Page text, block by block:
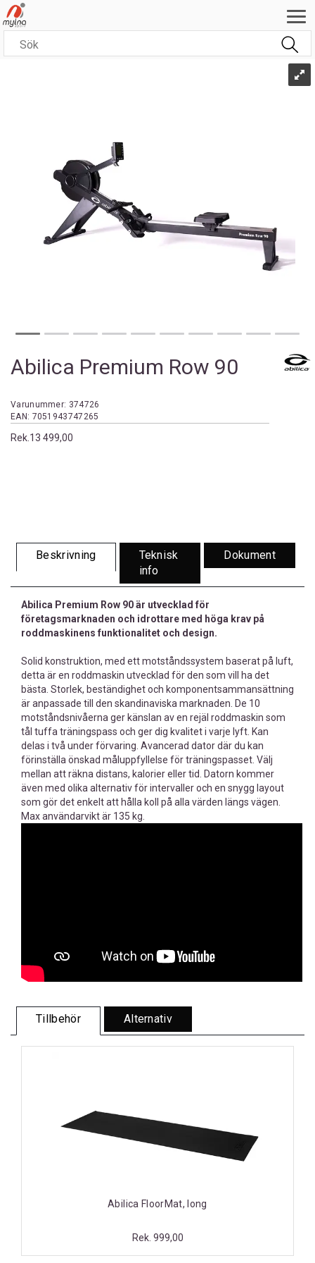
Abilica Premium Row 90
Varunummer: 374726
EAN: 7051943747265
Rek. 13 499,00
Beskrivning
Teknisk
info
Dokument
Abilica Premium Row 90 är utvecklad för
företagsmarknaden och idrottare med höga krav på
roddmaskinens funktionalitet och design.
Solid konstruktion, med ett motståndssystem baserat på luft,
detta är en roddmaskin utvecklad för den som vill ha det
bästa. Storlek, beständighet och komponentsammansättning
är anpassade till den skandinaviska marknaden. De 10
motståndsnivåerna ger känslan av en rejäl roddmaskin som
tål tuffa träningspass och ger dig kvalitet i varje lyft. Kan
delas i två under förvaring. Avancerad dator där du kan
förinställa önskad måluppfyllelse för träningspasset. Välj
mellan att räkna distans, kalorier eller tid. Datorn kommer
även med olika alternativ för intervaller och en snygg layout
som gör det enkelt att hålla koll på alla värden längs vägen.
Max användarvikt är 135 kg.
Tillbehör Alternativ
Abilica FloorMat, long
Rek. 999,00